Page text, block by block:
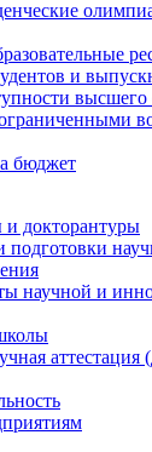
и
высшего
бюджет
и докторантуры
подготовки
научной и